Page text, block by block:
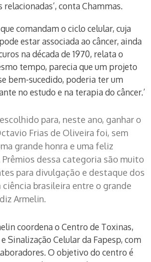
conta Chammas.
comandam o ciclo celular, cuja
estar associada ao câncer, ainda
na década de 1970, relata o
tempo, parecia que um projeto
bem-sucedido, poderia ter um
no estudo e na terapia do câncer.’
para, neste ano, ganhar o
Frias de Oliveira foi, sem
grande honra e uma feliz
Prêmios dessa categoria são muito
para divulgação e destaque dos
brasileira entre o grande
Armelin.
coordena o Centro de Toxinas,
Sinalização Celular da Fapesp, com
O objetivo do centro é